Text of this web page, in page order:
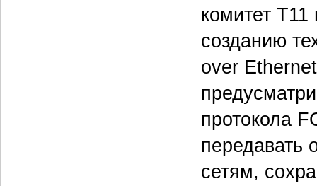
комитет
созданию
over
протокола
передавать
сетям,